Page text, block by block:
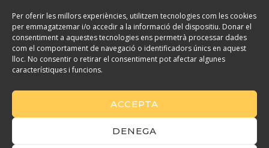
Per oferir les millors experiències, utilitzem tecnologies com les cookies
per emmagatzemar i/o accedir a la informació del dispositiu. Donar el
consentiment a aquestes tecnologies ens permetrà processar dades
com el comportament de navegació o identificadors únics en aquest
lloc. No consentir o retirar el consentiment pot afectar algunes
característiques i funcions.
ACCEPTA
DENEGA
Contacta!